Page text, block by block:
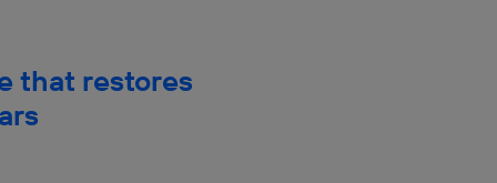
that restores